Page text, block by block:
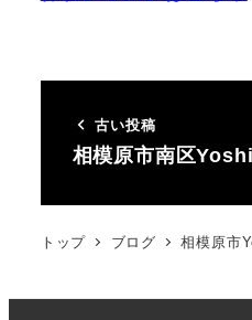
古い投稿
相模原市南区
トップ ブログ 相模原市